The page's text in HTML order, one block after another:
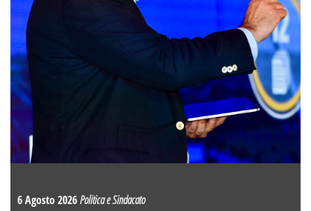
6 Agosto 2026Politica e Sindacato